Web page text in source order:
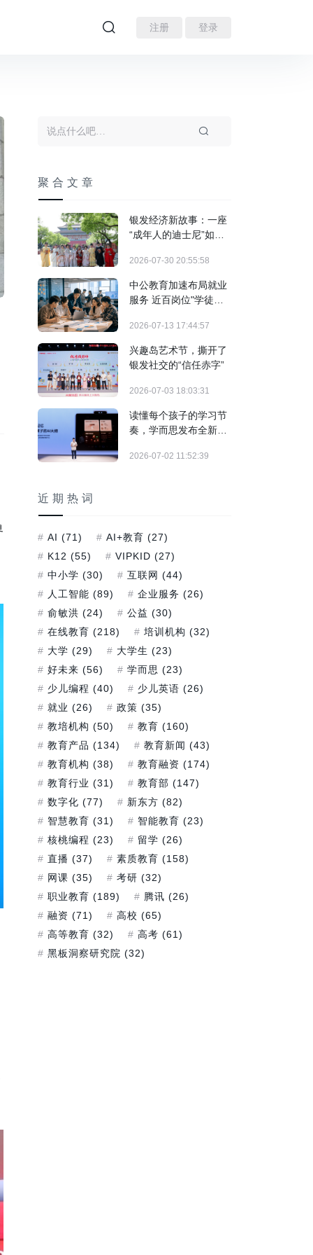
注册 登录
聚合文章
银发经济新故事：一座
“成年人的迪士尼”如何
2026-07-30 20:55:58
中公教育加速布局就业
服务 近百岗位"学徒
2026-07-13 17:44:57
兴趣岛艺术节，撕开了
银发社交的“信任赤字”
2026-07-03 18:03:31
读懂每个孩子的学习节
奏，学而思发布全新培
T6系列
2026-07-02 11:52:39
近期热词
AI (71) AI+教育 (27)
K12 (55) VIPKID (27)
中小学 (30) 互联网 (44)
人工智能 (89) 企业服务 (26)
俞敏洪 (24) 公益 (30)
在线教育 (218) 培训机构 (32)
大学 (29) 大学生 (23)
好未来 (56) 学而思 (23)
少儿编程 (40) 少儿英语 (26)
就业 (26) 政策 (35)
教培机构 (50) 教育 (160)
教育产品 (134) 教育新闻 (43)
教育机构 (38) 教育融资 (174)
教育行业 (31) 教育部 (147)
数字化 (77) 新东方 (82)
智慧教育 (31) 智能教育 (23)
核桃编程 (23) 留学 (26)
直播 (37) 素质教育 (158)
网课 (35) 考研 (32)
职业教育 (189) 腾讯 (26)
融资 (71) 高校 (65)
高等教育 (32) 高考 (61)
黑板洞察研究院 (32)